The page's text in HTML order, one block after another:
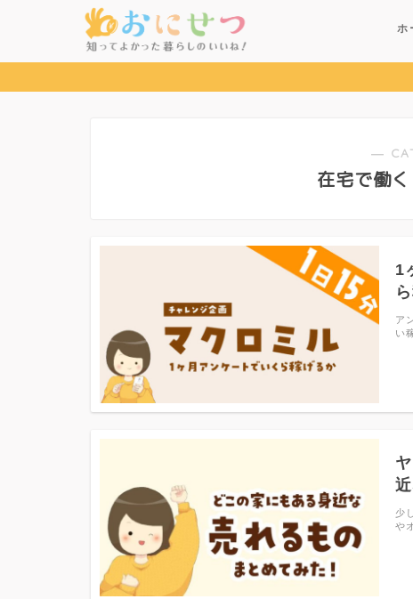
ホ
―
在宅で働
1
ア
い
少
や